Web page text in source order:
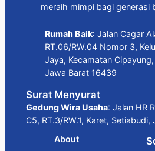
meraih mimpi bagi generasi
Rumah Baik: Jalan Cagar
RT.06/RW.04 Nomor 3,
Jaya, Kecamatan
Jawa Barat 16439
Surat Menyurat
Gedung Wira Usaha: Jalan HR
C5, RT.3/RW.1, Karet,
About